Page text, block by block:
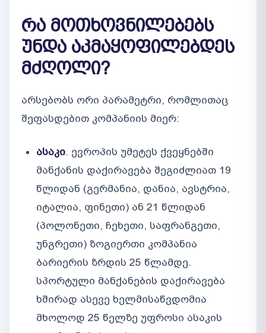
რა მოთხოვნილებებს
უნდა აკმაყოფილებდეს
მძღოლი?
არსებობს ორი პარამეტრი, რომლითაც
შეფასდებით კომპანიის მიერ:
ასაკი. ევროპის უმეტეს ქვეყნებში
მანქანის დაქირავება შეგიძლიათ 19
წლიდან (გერმანია, დანია, ავსტრია,
იტალია, ფინეთი) ან 21 წლიდან
(პოლონეთი, ჩეხეთი, საფრანგეთი,
უნგრეთი) ზოგიერთი კომპანია
ბარიერის ზრდის 25 წლამდე.
სპორტული მანქანების დაქირავება
ხშირად ასევე ხელმისაწვდომია
მხოლოდ 25 წელზე უფროსი ასაკის